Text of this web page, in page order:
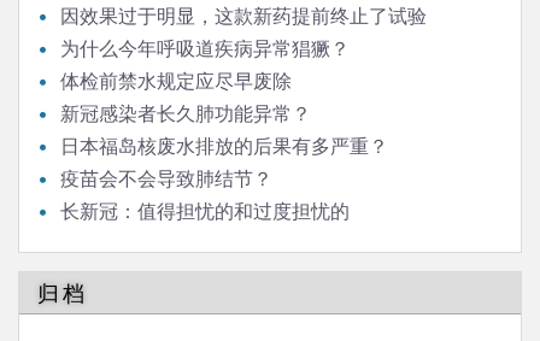
因效果过于明显，这款新药提前终止了试验
为什么今年呼吸道疾病异常猖獗？
体检前禁水规定应尽早废除
新冠感染者长久肺功能异常？
日本福岛核废水排放的后果有多严重？
疫苗会不会导致肺结节？
长新冠：值得担忧的和过度担忧的
归档